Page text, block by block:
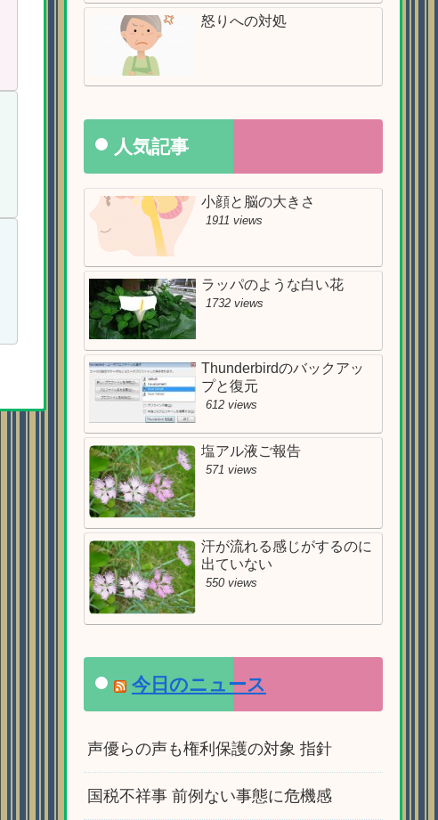
怒りへの対処
人気記事
小顔と脳の大きさ
1911 views
ラッパのような白い花
1732 views
Thunderbirdのバックアッ
プと復元
612 views
塩アル液ご報告
571 views
汗が流れる感じがするのに
出ていない
550 views
今日のニュース
声優らの声も権利保護の対象 指針
国税不祥事 前例ない事態に危機感